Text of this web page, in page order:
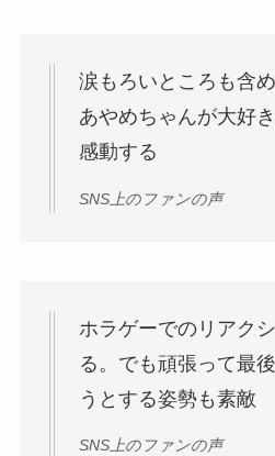
涙もろいところも含
あやめちゃんが大好
感動する
SNS上のファンの声
ホラゲーでのリアク
る。でも頑張って最
うとする姿勢も素敵
SNS上のファンの声